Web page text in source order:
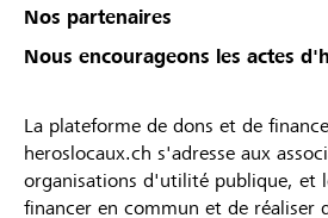
Nos partenaires
Nous encourageons les actes
La plateforme de dons et de
heroslocaux.ch s'adresse aux
organisations d'utilité publique, et
financer en commun et de réaliser